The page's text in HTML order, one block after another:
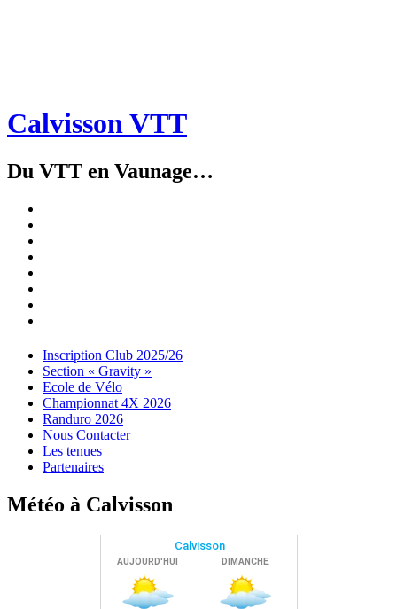
Calvisson VTT
Du VTT en Vaunage…
Menu
Widgets
Recherche
Aller
contenu
Inscription Club 2025/26
Section « Gravity »
Ecole de Vélo
Championnat 4X 2026
Randuro 2026
Nous Contacter
Les tenues
Partenaires
Météo à Calvisson